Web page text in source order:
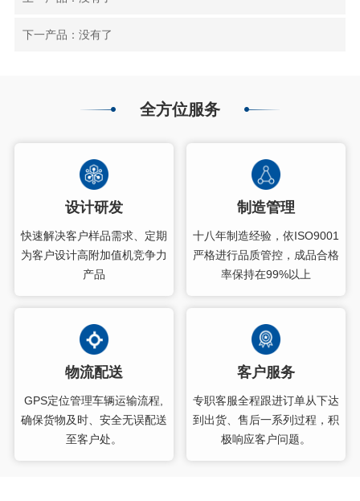
下一产品：没有了
全方位服务
设计研发
快速解决客户样品需求、定期
为客户设计高附加值机竞争力
产品
制造管理
十八年制造经验，依ISO9001
严格进行品质管控，成品合格
率保持在99%以上
物流配送
GPS定位管理车辆运输流程,
确保货物及时、安全无误配送
至客户处。
客户服务
专职客服全程跟进订单从下达
到出货、售后一系列过程，积
极响应客户问题。